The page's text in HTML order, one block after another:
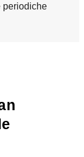
periodiche